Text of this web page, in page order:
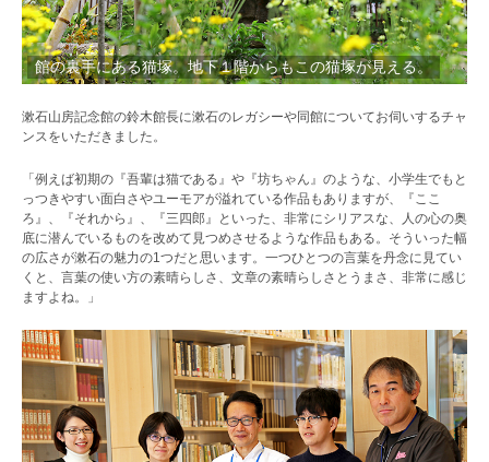
館の裏手にある猫塚。地下１階からもこの猫塚が見える。
漱石山房記念館の鈴木館長に漱石のレガシーや同館についてお伺いするチャ
ンスをいただきました。
「例えば初期の『吾輩は猫である』や『坊ちゃん』のような、小学生でもと
っつきやすい面白さやユーモアが溢れている作品もありますが、『ここ
ろ』、『それから』、『三四郎』といった、非常にシリアスな、人の心の奥
底に潜んでいるものを改めて見つめさせるような作品もある。そういった幅
の広さが漱石の魅力の1つだと思います。一つひとつの言葉を丹念に見てい
くと、言葉の使い方の素晴らしさ、文章の素晴らしさとうまさ、非常に感じ
ますよね。」